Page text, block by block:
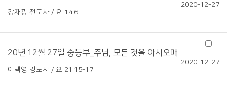
강재광 전도사 / 요 14:6
2020-12-27
20년 12월 27일 중등부_주님, 모든 것을 아시오매
이택영 강도사 / 요 21:15-17
2020-12-27